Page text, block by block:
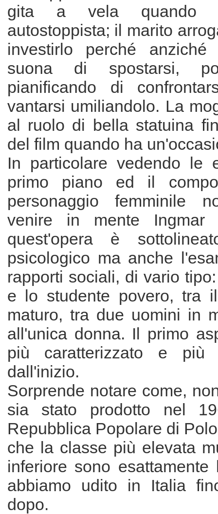
gita a vela quando
autostoppista; il marito
investirlo perché
suona di spostarsi,
pianificando di
vantarsi umiliandolo. La
al ruolo di bella statuina
del film quando ha
In particolare vedendo le
primo piano ed il
personaggio femminile
venire in mente Ingmar
quest'opera è
psicologico ma anche
rapporti sociali, di vario
e lo studente povero, tra
maturo, tra due uomini in
all'unica donna. Il primo
più caratterizzato e più
dall'inizio.
Sorprende notare come,
sia stato prodotto nel
Repubblica Popolare di
che la classe più elevata
inferiore sono
abbiamo udito in Italia
dopo.